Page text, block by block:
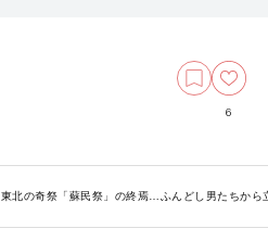
6
東北の奇祭「蘇民祭」の終焉…ふんどし男たちから